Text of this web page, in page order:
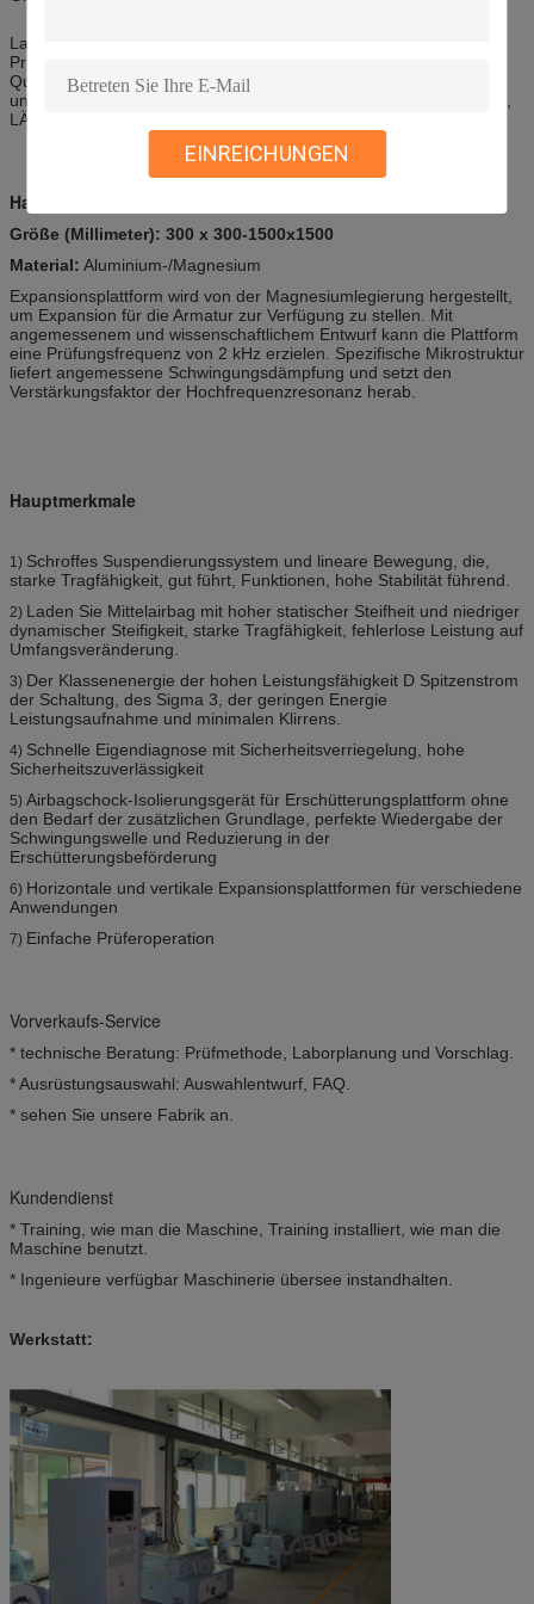
EINREICHUNGEN
Labtone kann Ihnen den ganzen Erschütterungs- und
Prüfungsantrag anbieten und versieht Sie mit den
Qualitätszertifikaten von Produkten entsprechend den nationalen
und internationalen Standards, einschließlich GB-, GJB-, UL-, JIS-,
LÄRM-, ISO-, BS-, Mil-, Iec- und ASTM-Standards.
Hauptexpander
Größe (Millimeter): 300 x 300-1500x1500
Material: Aluminium-/Magnesium
Expansionsplattform wird von der Magnesiumlegierung hergestellt,
um Expansion für die Armatur zur Verfügung zu stellen. Mit
angemessenem und wissenschaftlichem Entwurf kann die Plattform
eine Prüfungsfrequenz von 2 kHz erzielen. Spezifische Mikrostruktur
liefert angemessene Schwingungsdämpfung und setzt den
Verstärkungsfaktor der Hochfrequenzresonanz herab.
Hauptmerkmale
1) Schroffes Suspendierungssystem und lineare Bewegung, die,
starke Tragfähigkeit, gut führt, Funktionen, hohe Stabilität führend.
2) Laden Sie Mittelairbag mit hoher statischer Steifheit und niedriger
dynamischer Steifigkeit, starke Tragfähigkeit, fehlerlose Leistung auf
Umfangsveränderung.
3) Der Klassenenergie der hohen Leistungsfähigkeit D Spitzenstrom
der Schaltung, des Sigma 3, der geringen Energie
Leistungsaufnahme und minimalen Klirrens.
4) Schnelle Eigendiagnose mit Sicherheitsverriegelung, hohe
Sicherheitszuverlässigkeit
5) Airbagschock-Isolierungsgerät für Erschütterungsplattform ohne
den Bedarf der zusätzlichen Grundlage, perfekte Wiedergabe der
Schwingungswelle und Reduzierung in der
Erschütterungsbeförderung
6) Horizontale und vertikale Expansionsplattformen für verschiedene
Anwendungen
7) Einfache Prüferoperation
Vorverkaufs-Service
* technische Beratung: Prüfmethode, Laborplanung und Vorschlag.
* Ausrüstungsauswahl: Auswahlentwurf, FAQ.
* sehen Sie unsere Fabrik an.
Kundendienst
* Training, wie man die Maschine, Training installiert, wie man die
Maschine benutzt.
* Ingenieure verfügbar Maschinerie übersee instandhalten.
Werkstatt: